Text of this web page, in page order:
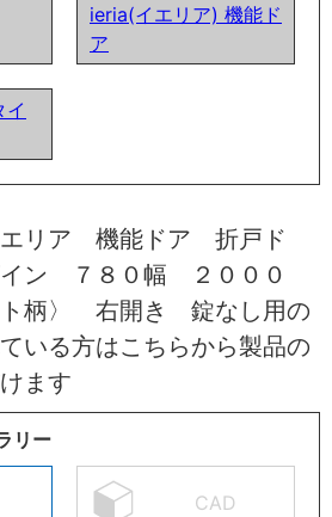
ieria(イエリア) 機能ド
ア
リア 機能ドア 折戸ド
ン ７８０幅 ２０００
柄〉 右開き 錠なし用の
いる方はこちらから製品の
ます
リー
CAD